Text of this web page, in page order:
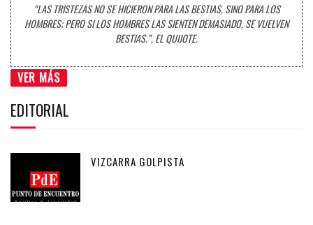
“LAS TRISTEZAS NO SE HICIERON PARA LAS BESTIAS, SINO PARA LOS
HOMBRES; PERO SI LOS HOMBRES LAS SIENTEN DEMASIADO, SE VUELVEN
BESTIAS.”, EL QUIJOTE.
VER MÁS
EDITORIAL
VIZCARRA GOLPISTA